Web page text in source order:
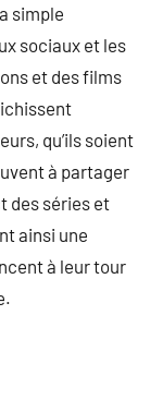
simple
sociaux et les
et des films
qu’ils soient
à partager
des séries et
ainsi une
à leur tour